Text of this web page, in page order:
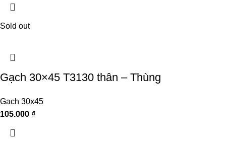
Sold out
Gạch 30×45 T3130 thân – Thùng
Gạch 30x45
105.000 ₫